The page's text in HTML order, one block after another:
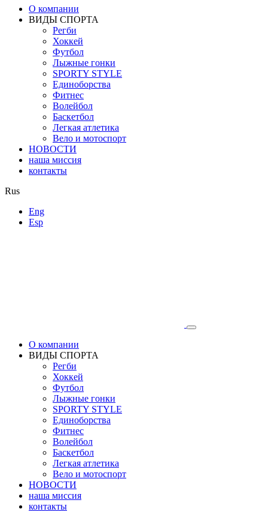
О компании
ВИДЫ СПОРТА
Регби
Хоккей
Футбол
Лыжные гонки
SPORTY STYLE
Единоборства
Фитнес
Волейбол
Баскетбол
Легкая атлетика
Вело и мотоспорт
НОВОСТИ
наша миссия
контакты
Rus
Eng
Esp
О компании
ВИДЫ СПОРТА
Регби
Хоккей
Футбол
Лыжные гонки
SPORTY STYLE
Единоборства
Фитнес
Волейбол
Баскетбол
Легкая атлетика
Вело и мотоспорт
НОВОСТИ
наша миссия
контакты